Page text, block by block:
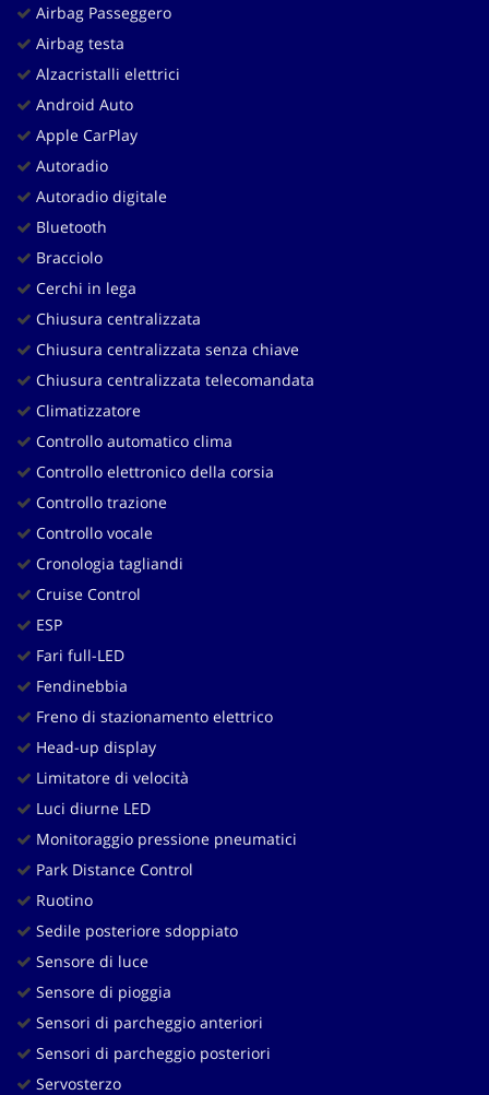
Airbag Passeggero
Airbag testa
Alzacristalli elettrici
Android Auto
Apple CarPlay
Autoradio
Autoradio digitale
Bluetooth
Bracciolo
Cerchi in lega
Chiusura centralizzata
Chiusura centralizzata senza chiave
Chiusura centralizzata telecomandata
Climatizzatore
Controllo automatico clima
Controllo elettronico della corsia
Controllo trazione
Controllo vocale
Cronologia tagliandi
Cruise Control
ESP
Fari full-LED
Fendinebbia
Freno di stazionamento elettrico
Head-up display
Limitatore di velocità
Luci diurne LED
Monitoraggio pressione pneumatici
Park Distance Control
Ruotino
Sedile posteriore sdoppiato
Sensore di luce
Sensore di pioggia
Sensori di parcheggio anteriori
Sensori di parcheggio posteriori
Servosterzo